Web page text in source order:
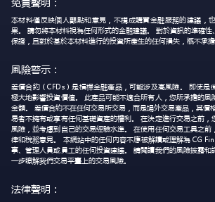
本材料僅反映個人觀點和意見，不構成購買金融服務的建議，
果。 請勿將本材料視為任何形式的金融建議。 對於資訊的準確
保證，且對於基於本材料進行的投資所產生的任何損失，概不承擔
風險警示：
差價合約（CFDs）是槓桿金融產品，可能涉及高風險。 即使是
極大地影響投資價值。 此產品可能不適合所有人，您所承擔的
金額。 差價合約不在任何交易所交易，而是場外交易產品，其價
易者不擁有或享有任何基礎資產的權利。 在決定進行交易之前
風險，並考慮到自己的交易經驗水準。 在使用任何交易工具之
律和稅務意見。 本網站中的任何內容不應被解讀或理解為 CG
事、管理人員或員工的任何投資建議。 請閱讀我們的風險披露
一步瞭解我們交易平臺上的交易風險。
法律聲明：